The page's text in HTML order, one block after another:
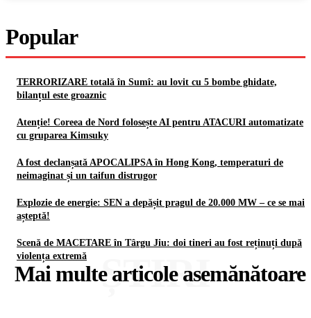
Popular
TERRORIZARE totală în Sumî: au lovit cu 5 bombe ghidate,
bilanțul este groaznic
Atenție! Coreea de Nord folosește AI pentru ATACURI automatizate
cu gruparea Kimsuky
A fost declanșată APOCALIPSA în Hong Kong, temperaturi de
neimaginat și un taifun distrugor
Explozie de energie: SEN a depășit pragul de 20.000 MW – ce se mai
așteptă!
Scenă de MACETARE în Târgu Jiu: doi tineri au fost reținuți după
violența extremă
Mai multe articole asemănătoare
ȘTIRI